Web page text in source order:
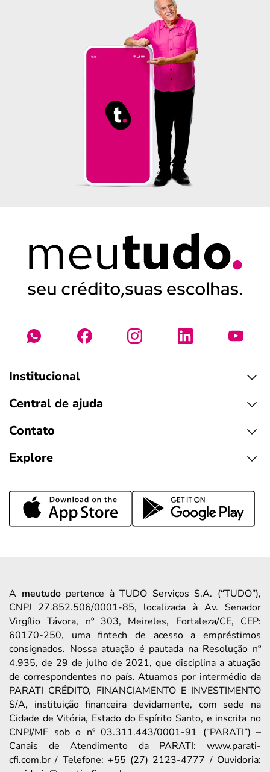
Institucional
Central de ajuda
Contato
Explore
A meutudopertence à TUDO Serviços S.A. (“TUDO”),
CNPJ 27.852.506/0001-85, localizada à Av. Senador
Virgílio Távora, nº 303, Meireles, Fortaleza/CE, CEP:
60170-250, uma fintech de acesso a empréstimos
consignados. Nossa atuação é pautada na Resolução nº
4.935, de 29 de julho de 2021, que disciplina a atuação
de correspondentes no país. Atuamos por intermédio da
PARATI CRÉDITO, FINANCIAMENTO E INVESTIMENTO
S/A, instituição financeira devidamente, com sede na
Cidade de Vitória, Estado do Espírito Santo, e inscrita no
CNPJ/MF sob o nº 03.311.443/0001-91 (“PARATI”) –
Canais de Atendimento da PARATI: www.parati-
cfi.com.br / Telefone: +55 (27) 2123-4777 / Ouvidoria: